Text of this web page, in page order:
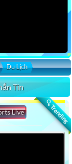
Du Lịch
Tin
🔍 Trending
Live